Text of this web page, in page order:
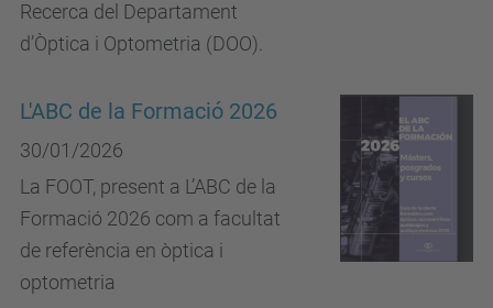
Recerca del Departament
d’Òptica i Optometria (DOO).
L'ABC de la Formació 2026
30/01/2026
La FOOT, present a L’ABC de la
Formació 2026 com a facultat
de referència en òptica i
optometria